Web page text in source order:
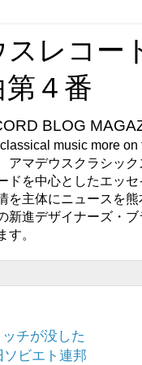
スレコ
第４番
BLOG
music more on
アマデウスクラシック
ドを中心としたエッ
を主体にニュースを
新進デザイナーズ・
す。
チが没した
ソビエト連邦